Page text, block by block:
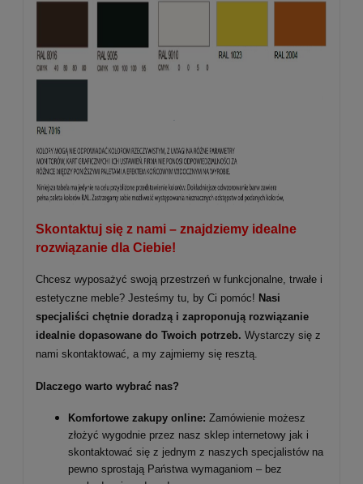
Skontaktuj się z nami – znajdziemy idealne
rozwiązanie dla Ciebie!
Chcesz wyposażyć swoją przestrzeń w funkcjonalne, trwałe i
estetyczne meble? Jesteśmy tu, by Ci pomóc! Nasi
specjaliści chętnie doradzą i zaproponują rozwiązanie
idealnie dopasowane do Twoich potrzeb. Wystarczy się z
nami skontaktować, a my zajmiemy się resztą.
Dlaczego warto wybrać nas?
Komfortowe zakupy online: Zamówienie możesz
złożyć wygodnie przez nasz sklep internetowy jak i
skontaktować się z jednym z naszych specjalistów na
pewno sprostają Państwa wymaganiom – bez